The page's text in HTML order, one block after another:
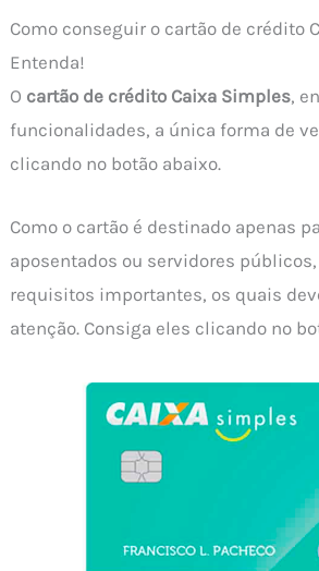
Como conseguir o cartão de crédito
Entenda!
O cartão de crédito Caixa Simples,
funcionalidades, a única forma de
clicando no botão abaixo.
Como o cartão é destinado apenas
aposentados ou servidores
requisitos importantes, os quais
atenção. Consiga eles clicando no